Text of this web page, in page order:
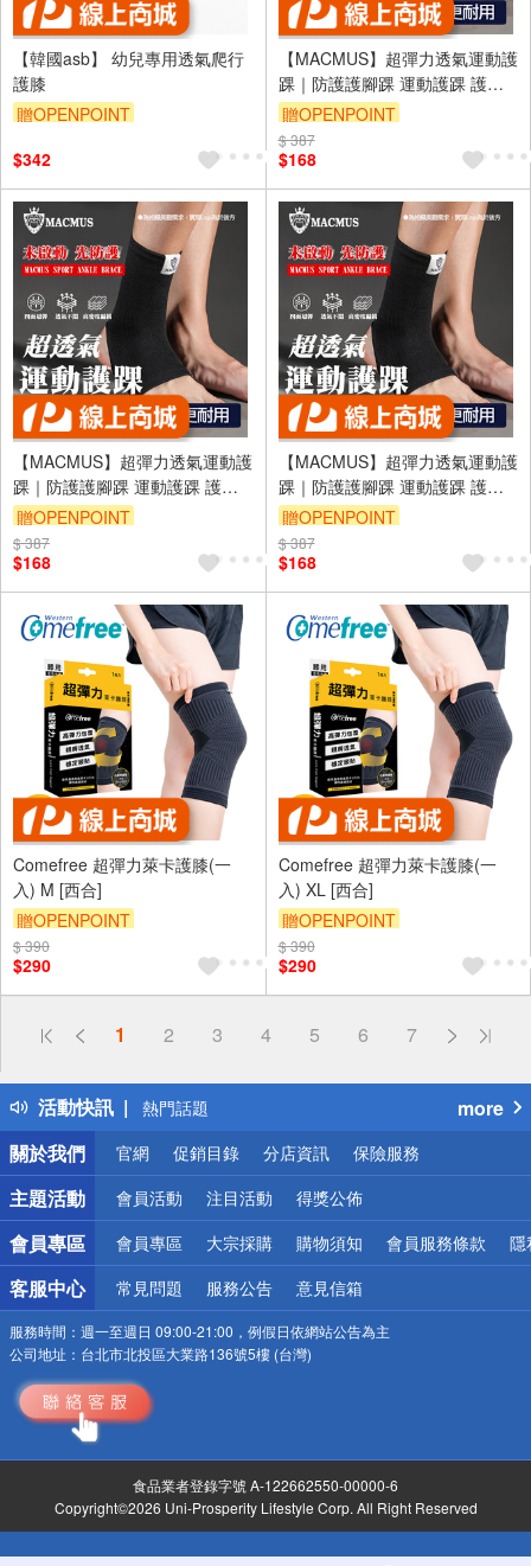
【韓國asb】 幼兒專用透氣爬行
護膝
贈OPENPOINT
$342
【MACMUS】超彈力透氣運動護
踝｜防護護腳踝 運動護踝 護踝
護腳踝 纏繞加壓防護 跑步 慢跑
(裸包出貨)
贈OPENPOINT
$ 387
$168
【MACMUS】超彈力透氣運動護
踝｜防護護腳踝 運動護踝 護踝
護腳踝 纏繞加壓防護 跑步 慢跑
(裸包出貨)
贈OPENPOINT
$ 387
$168
【MACMUS】超彈力透氣運動護
踝｜防護護腳踝 運動護踝 護踝
護腳踝 纏繞加壓防護 跑步 慢跑
(裸包出貨)
贈OPENPOINT
$ 387
$168
Comefree 超彈力萊卡護膝(一
入) M [西合]
贈OPENPOINT
$ 390
$290
Comefree 超彈力萊卡護膝(一
入) XL [西合]
贈OPENPOINT
$ 390
$290
1 2 3 4 5 6 7
活動快訊
偏遠地區配送
得獎公告
熱門話題
銀行優惠
偏遠地區配送
詐騙網頁！請小心！
more
關於我們
官網 促銷目錄 分店資訊 保險服務
主題活動 會員活動 注目活動 得獎公佈
會員專區 會員專區 大宗採購 購物須知 會員服務條款 隱
客服中心 常見問題 服務公告 意見信箱
服務時間： 週一至週日 09:00-21:00，例假日依網站公告為主
公司地址： 台北市北投區大業路136號5樓 (台灣)
食品業者登錄字號 A-122662550-00000-6
Copyright©2026 Uni-Prosperity Lifestyle Corp. All Right Reserved